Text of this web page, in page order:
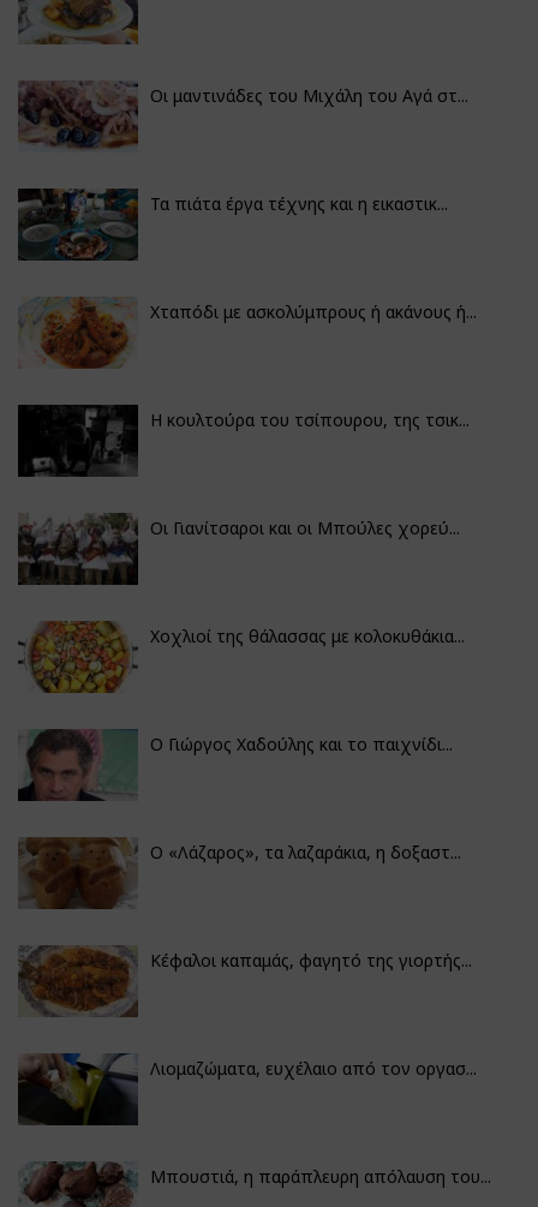
Οι μαντινάδες του Μιχάλη του Αγά στ...
Τα πιάτα έργα τέχνης και η εικαστικ...
Χταπόδι με ασκολύμπρους ή ακάνους ή...
Η κουλτούρα του τσίπουρου, της τσικ...
Οι Γιανίτσαροι και οι Μπούλες χορεύ...
Χοχλιοί της θάλασσας με κολοκυθάκια...
Ο Γιώργος Χαδούλης και το παιχνίδι...
Ο «Λάζαρος», τα λαζαράκια, η δοξαστ...
Κέφαλοι καπαμάς, φαγητό της γιορτής...
Λιομαζώματα, ευχέλαιο από τον οργασ...
Μπουστιά, η παράπλευρη απόλαυση του...